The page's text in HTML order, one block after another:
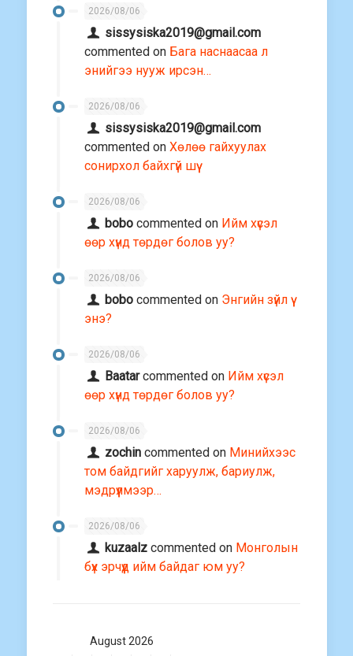
2026/08/06
sissysiska2019@gmail.com
commented on Бага наснаасаа л
энийгээ нууж ирсэн…
2026/08/06
sissysiska2019@gmail.com
commented on Хөлөө гайхуулах
сонирхол байхгүй шүү
2026/08/06
bobo commented on Ийм хүсэл
өөр хүнд төрдөг болов уу?
2026/08/06
bobo commented on Энгийн зүйл үү
энэ?
2026/08/06
Baatarcommented on Ийм хүсэл
өөр хүнд төрдөг болов уу?
2026/08/06
zochin commented on Минийхээс
том байдгийг харуулж, бариулж,
мэдрүүлмээр…
2026/08/06
kuzaalz commented on Монголын
бүх эрчүүд ийм байдаг юм уу?
August 2026